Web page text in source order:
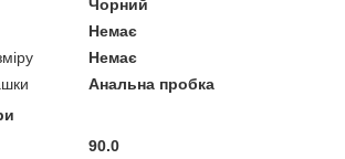
Чорний
Немає
Немає
Анальна пробка
90.0